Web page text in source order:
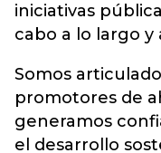
iniciativas
cabo a lo largo y
Somos
promotores de
generamos
el desarrollo